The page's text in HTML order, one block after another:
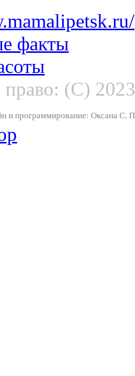
факты
право: (С)
и программирование: Оксана С.